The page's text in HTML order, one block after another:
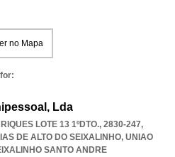
no Mapa
Lda
LOTE 13 1ºDTO., 2830-247,
DE ALTO DO SEIXALINHO, UNIAO
SANTO ANDRE